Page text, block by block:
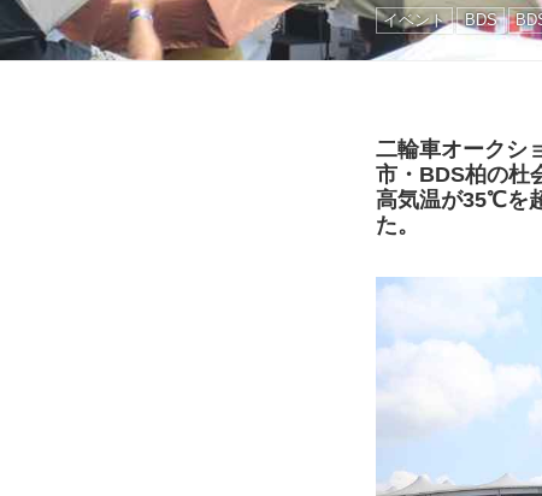
イベント BDS
二輪車オークシ
市・BDS柏の杜
高気温が35℃を
た。